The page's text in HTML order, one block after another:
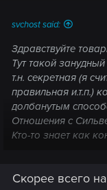
svchost said:
Здравствуйте
Тут такой
т.н. секретная (я
правильная и.т.п.)
долбанутым
Отношения с
Кто-то знает как
Скорее всего